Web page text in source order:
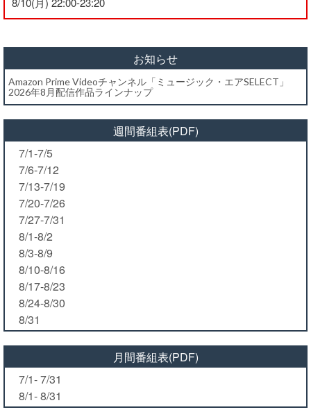
お知らせ
Amazon Prime Videoチャンネル「ミュージック・エアSELECT」
2026年8月配信作品ラインナップ
週間番組表(PDF)
7/1-7/5
7/6-7/12
7/13-7/19
7/20-7/26
7/27-7/31
8/1-8/2
8/3-8/9
8/10-8/16
8/17-8/23
8/24-8/30
8/31
月間番組表(PDF)
7/1- 7/31
8/1- 8/31